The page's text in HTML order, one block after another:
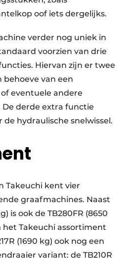
oof iets dergelijks.
verder nog uniek in
voorzien van drie
Hiervan zijn er twee
van een
eventuele andere
derde extra functie
hydraulische snelwissel.
Takeuchi kent vier
graafmachines. Naast
is ook de TB280FR (8650
het Takeuchi assortiment
(1690 kg) ook nog een
variant: de TB210R